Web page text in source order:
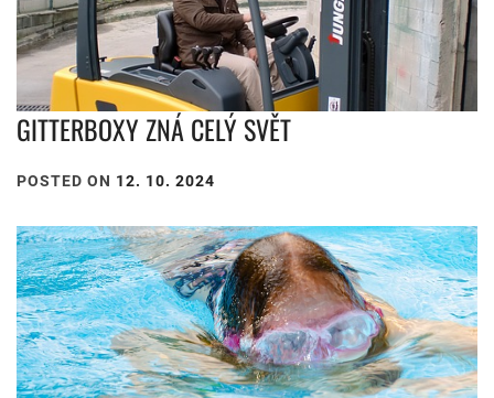
GITTERBOXY ZNÁ CELÝ SVĚT
POSTED ON 12. 10. 2024